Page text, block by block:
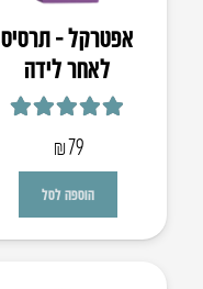
אפטרקל – תרסיס
לאחר לידה
₪79
הוספה לסל